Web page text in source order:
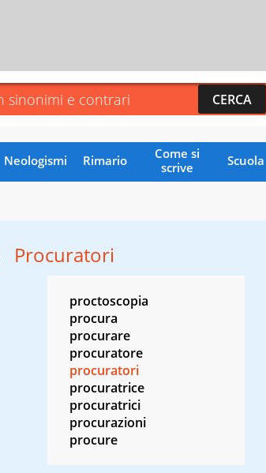
Neologismi Rimario
Come si
scrive
Scuola
Procuratori
proctoscopia
procura
procurare
procuratore
procuratori
procuratrice
procuratrici
procurazioni
procure